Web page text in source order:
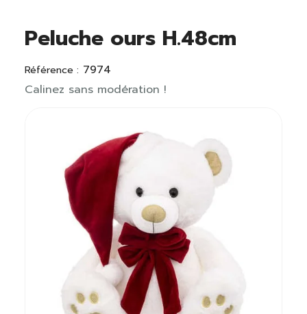
Peluche ours H.48cm
Référence : 7974
Calinez sans modération !